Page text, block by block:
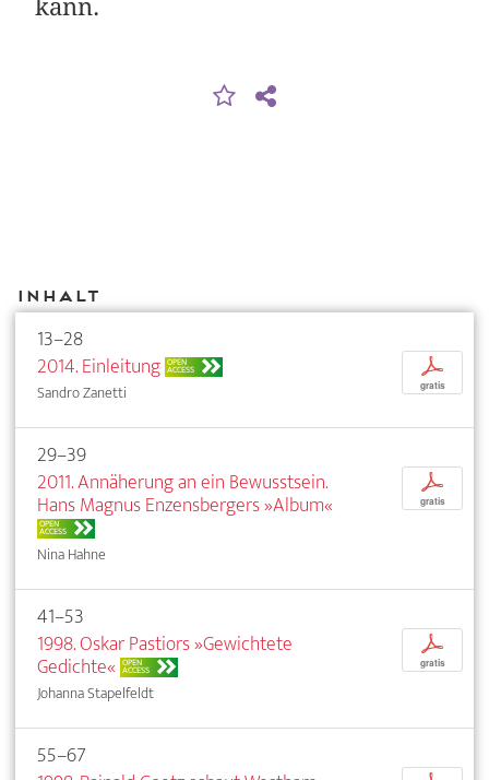
kann.
Inhalt
13–28
2014. Einleitung OPEN
ACCESS
Sandro Zanetti
p
gratis
29–39
2011. Annäherung an ein Bewusstsein.
Hans Magnus Enzensbergers »Album«
OPEN
ACCESS
Nina Hahne
p
gratis
41–53
1998. Oskar Pastiors »Gewichtete
Gedichte« OPEN
ACCESS
Johanna Stapelfeldt
p
gratis
55–67